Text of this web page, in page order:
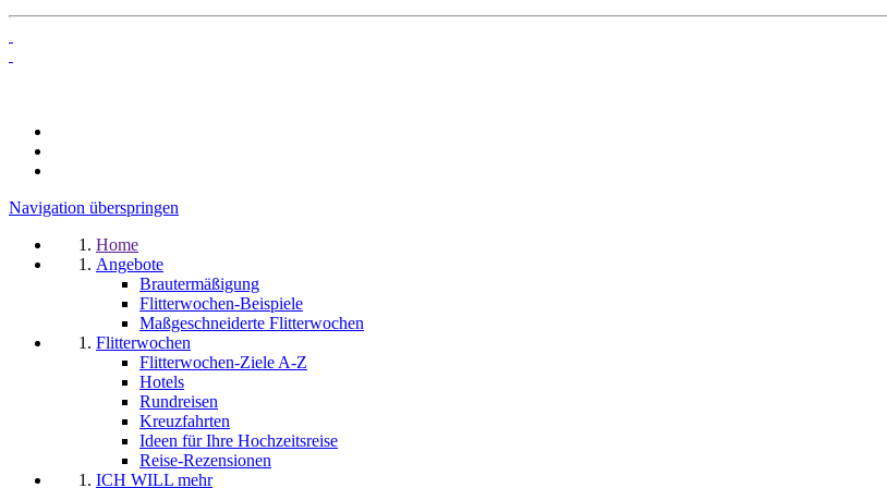
Navigation überspringen
Home
Angebote
Brautermäßigung
Flitterwochen-Beispiele
Maßgeschneiderte Flitterwochen
Flitterwochen
Flitterwochen-Ziele A-Z
Hotels
Rundreisen
Kreuzfahrten
Ideen für Ihre Hochzeitsreise
Reise-Rezensionen
ICH WILL mehr